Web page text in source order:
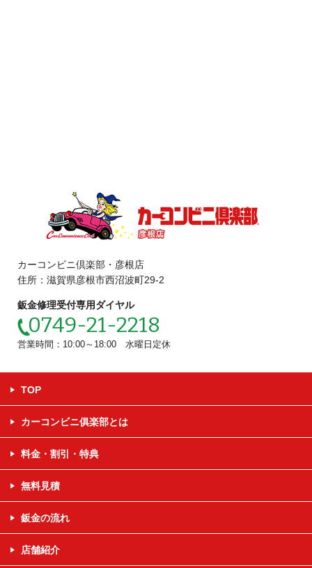
カーコンビニ倶楽部・彦根店
住所：滋賀県彦根市西沼波町29-2
鈑金修理受付専用ダイヤル
0749-21-2218
営業時間：10:00～18:00 水曜日定休
TOP
カーコンビニ俱楽部とは
料金・割引・特典
無料見積
鈑金の流れ
店舗紹介